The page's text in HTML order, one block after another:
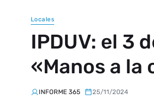
Locales
IPDUV: el 3
«Manos a la
INFORME 365 25/11/2024